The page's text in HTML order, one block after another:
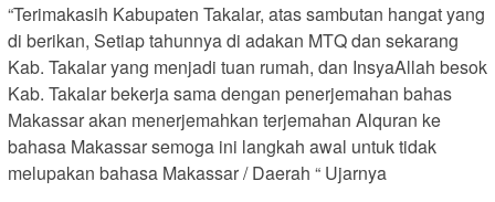
“Terimakasih Kabupaten Takalar, atas sambutan hangat yang
di berikan, Setiap tahunnya di adakan MTQ dan sekarang
Kab. Takalar yang menjadi tuan rumah, dan InsyaAllah besok
Kab. Takalar bekerja sama dengan penerjemahan bahas
Makassar akan menerjemahkan terjemahan Alquran ke
bahasa Makassar semoga ini langkah awal untuk tidak
melupakan bahasa Makassar / Daerah “ Ujarnya